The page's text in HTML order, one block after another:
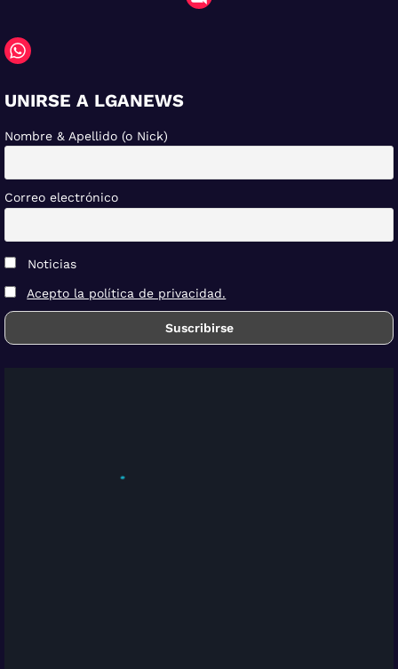
UNIRSE A LGANEWS
Nombre & Apellido (o Nick)
Correo electrónico
Noticias
Acepto la política de privacidad.